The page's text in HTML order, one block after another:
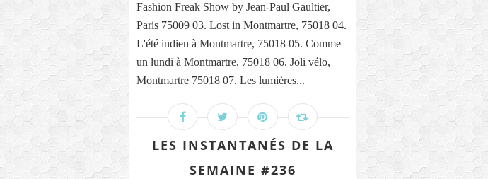
Fashion Freak Show by Jean-Paul Gaultier,
Paris 75009 03. Lost in Montmartre, 75018 04.
L'été indien à Montmartre, 75018 05. Comme
un lundi à Montmartre, 75018 06. Joli vélo,
Montmartre 75018 07. Les lumières...
LES INSTANTANÉS DE LA
SEMAINE #236